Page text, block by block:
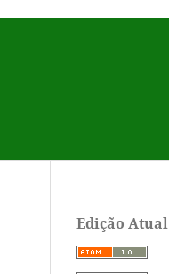
Edição Atual